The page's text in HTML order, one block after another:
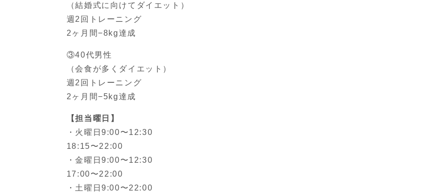
（結婚式に向けてダイエット）
週2回トレーニング
2ヶ月間−8kg達成
③40代男性
（会食が多くダイエット）
週2回トレーニング
2ヶ月間−5kg達成
【担当曜日】
・火曜日9:00〜12:30
18:15〜22:00
・金曜日9:00〜12:30
17:00〜22:00
・土曜日9:00〜22:00